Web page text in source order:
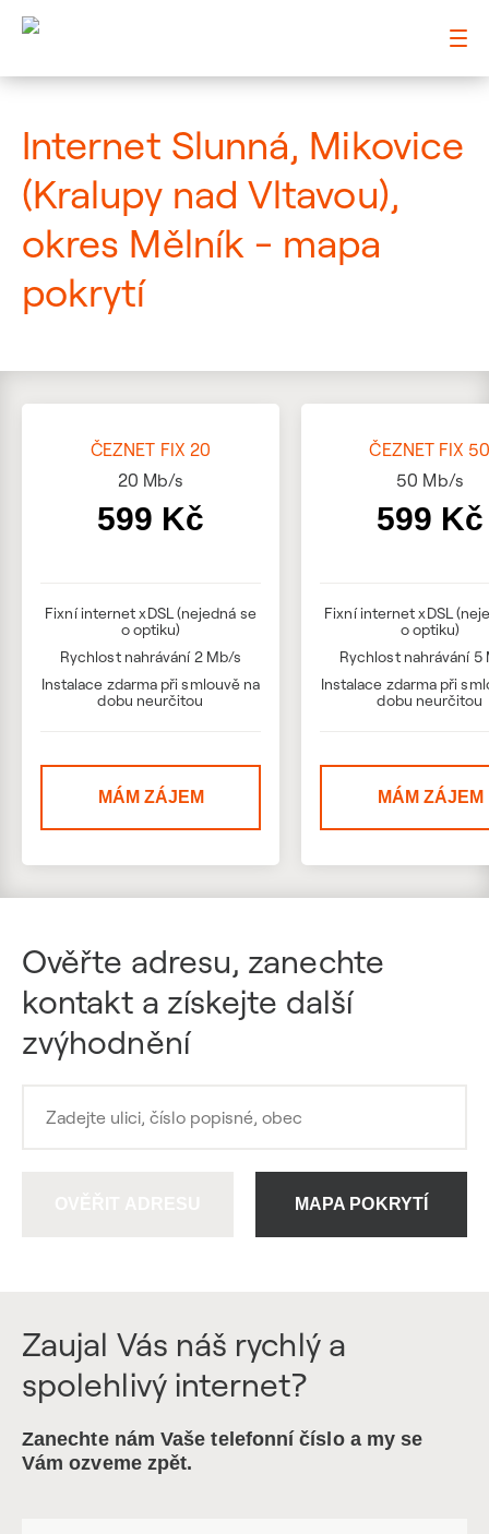
Internet Slunná, Mikovice
(Kralupy nad Vltavou),
okres Mělník - mapa
pokrytí
ČEZNET FIX 20
20 Mb/s
599 Kč
Fixní internet xDSL (nejedná se
o optiku)
Rychlost nahrávání 2 Mb/s
Instalace zdarma při smlouvě na
dobu neurčitou
MÁM ZÁJEM
ČEZNET FIX
50 Mb/s
599 Kč
Fixní internet xDSL
o optiku)
Rychlost nahrávání 5
Instalace zdarma při
dobu neurčitou
MÁM ZÁJEM
Ověřte adresu, zanechte
kontakt a získejte další
zvýhodnění
MAPA POKRYTÍ
Zaujal Vás náš rychlý a
spolehlivý internet?
Zanechte nám Vaše telefonní číslo a my se
Vám ozveme zpět.
: Mapa pokrytí ulice